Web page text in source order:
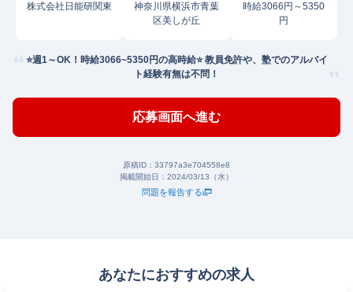
株式会社日能研関東
神奈川県横浜市青葉
区美しが丘
時給3066円～5350
円
⭐️週1～OK！時給3066~5350円の高時給⭐️ 教員免許や、塾でのアルバイ
ト経験有無は不問！
応募画面へ進む
原稿ID： 33797a3e704558e8
掲載開始日： 2024/03/13（水）
問題を報告する
あなたにおすすめの求人